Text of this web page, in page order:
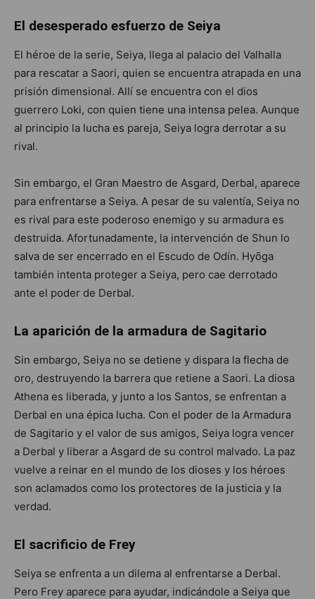
El desesperado esfuerzo de Seiya
El héroe de la serie, Seiya, llega al palacio del Valhalla
para rescatar a Saori, quien se encuentra atrapada en una
prisión dimensional. Allí se encuentra con el dios
guerrero Loki, con quien tiene una intensa pelea. Aunque
al principio la lucha es pareja, Seiya logra derrotar a su
rival.
Sin embargo, el Gran Maestro de Asgard, Derbal, aparece
para enfrentarse a Seiya. A pesar de su valentía, Seiya no
es rival para este poderoso enemigo y su armadura es
destruida. Afortunadamente, la intervención de Shun lo
salva de ser encerrado en el Escudo de Odín. Hyōga
también intenta proteger a Seiya, pero cae derrotado
ante el poder de Derbal.
La aparición de la armadura de Sagitario
Sin embargo, Seiya no se detiene y dispara la flecha de
oro, destruyendo la barrera que retiene a Saori. La diosa
Athena es liberada, y junto a los Santos, se enfrentan a
Derbal en una épica lucha. Con el poder de la Armadura
de Sagitario y el valor de sus amigos, Seiya logra vencer
a Derbal y liberar a Asgard de su control malvado. La paz
vuelve a reinar en el mundo de los dioses y los héroes
son aclamados como los protectores de la justicia y la
verdad.
El sacrificio de Frey
Seiya se enfrenta a un dilema al enfrentarse a Derbal.
Pero Frey aparece para ayudar, indicándole a Seiya que